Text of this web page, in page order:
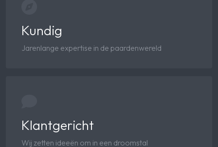
Kundig
Jarenlange expertise in de paardenwereld
Klantgericht
Wij zetten ideeën om in een droomstal